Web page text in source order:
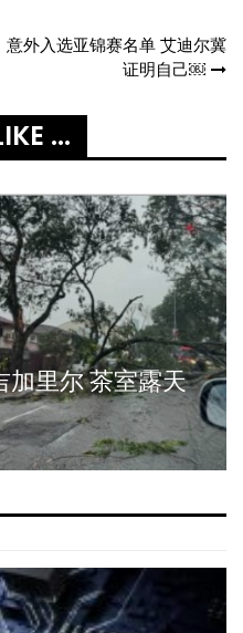
意外入选亚锦赛名单 艾迪尔冀
证明自己￼
...
加里尔 茶室露天